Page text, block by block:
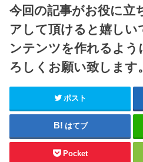
今回の記事がお役に立
アして頂けると嬉しい
ンテンツを作れるよう
ろしくお願い致します。
ポスト
はてブ
Pocket